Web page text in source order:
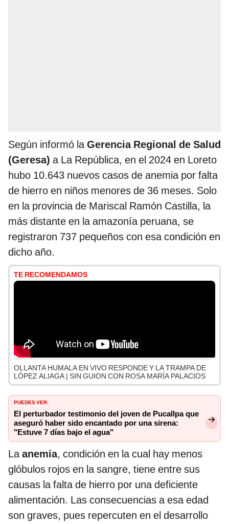
Según informó laGerencia Regional de Salud
(Geresa) a La República, en el 2024 en Loreto
hubo 10.643 nuevos casos de anemia por falta
de hierro en niños menores de 36 meses. Solo
en la provincia de Mariscal Ramón Castilla, la
más distante en la amazonía peruana, se
registraron 737 pequeños con esa condición en
dicho año.
TE RECOMENDAMOS
OLLANTA HUMALA EN VIVO RESPONDE Y LA TRAMPA DE
LÓPEZ ALIAGA | SIN GUION CON ROSA MARÍA PALACIOS
Puedes ver:
El perturbador testimonio del joven de Pucallpa que
aseguró haber sido encantado por una sirena:
"Estuve 7 días bajo el agua"
Laanemia, condición en la cual hay menos
glóbulos rojos en la sangre, tiene entre sus
causas la falta de hierro por una deficiente
alimentación. Las consecuencias a esa edad
son graves, pues repercuten en el desarrollo